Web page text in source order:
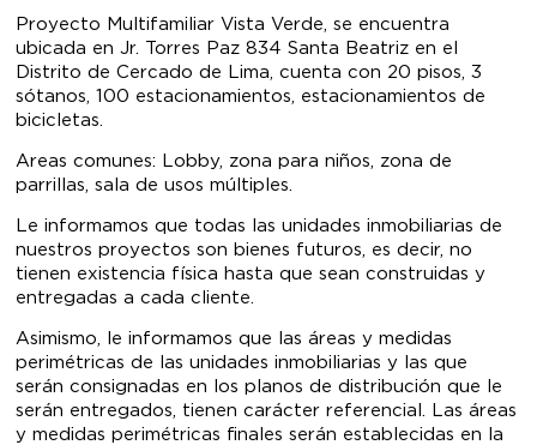
Proyecto Multifamiliar Vista Verde, se encuentra
ubicada en Jr. Torres Paz 834 Santa Beatriz en el
Distrito de Cercado de Lima, cuenta con 20 pisos, 3
sótanos, 100 estacionamientos, estacionamientos de
bicicletas.
Areas comunes: Lobby, zona para niños, zona de
parrillas, sala de usos múltiples.
Le informamos que todas las unidades inmobiliarias de
nuestros proyectos son bienes futuros, es decir, no
tienen existencia física hasta que sean construidas y
entregadas a cada cliente.
Asimismo, le informamos que las áreas y medidas
perimétricas de las unidades inmobiliarias y las que
serán consignadas en los planos de distribución que le
serán entregados, tienen carácter referencial. Las áreas
y medidas perimétricas finales serán establecidas en la